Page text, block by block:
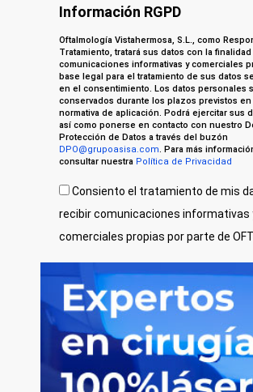
Información RGPD
Oftalmología Vistahermosa, S.L., como
Tratamiento, tratará sus datos con la
comunicaciones informativas y comerciales
base legal para el tratamiento de sus datos
en el consentimiento. Los datos personales
conservados durante los plazos previstos en
normativa de aplicación. Podrá ejercitar sus
así como ponerse en contacto con nuestro
Protección de Datos a través del buzón
DPO@grupoasisa.com. Para más
consultar nuestra Política de Privacidad
Consiento el tratamiento de mis
recibir comunicaciones informativas
comerciales propias por parte de